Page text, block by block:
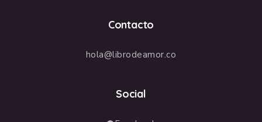
Contacto
hola@librodeamor.co
Social